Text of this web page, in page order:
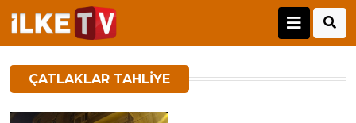
ÇATLAKLAR TAHLIYE